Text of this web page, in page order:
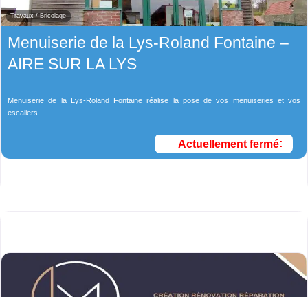
Travaux / Bricolage
Menuiserie de la Lys-Roland Fontaine –
AIRE SUR LA LYS
Menuiserie de la Lys-Roland Fontaine réalise la pose de vos menuiseries et vos
escaliers.
Actuellement fermé: